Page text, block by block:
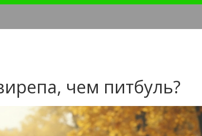
чем питбуль?